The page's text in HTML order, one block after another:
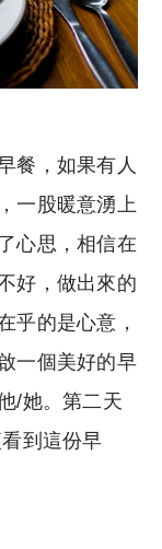
餐，如果有人
一股暖意湧上
心思，相信在
好，做出來的
乎的是心意，
一個美好的早
/她。第二天
到這份早